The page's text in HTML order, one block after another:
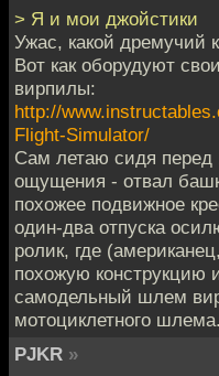
> Я и мои джойстики
Ужас, какой дремучий
Вот как оборудуют
вирпилы:
http://
Flight-Simulator/
Сам летаю сидя перед
ощущения - отвал
похожее подвижное
один-два отпуска
ролик, где
похожую конструкцию
самодельный шлем
мотоциклетного шлема.
PJKR »